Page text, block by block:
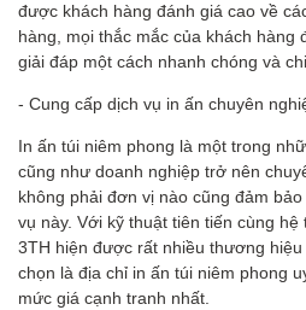
được khách hàng đánh giá cao về
hàng, mọi thắc mắc của khách hàng
giải đáp một cách nhanh chóng và
- Cung cấp dịch vụ in ấn chuyên
In ấn túi niêm phong là một trong
cũng như doanh nghiệp trở nên
không phải đơn vị nào cũng đảm
vụ này. Với kỹ thuật tiên tiến cùng
3TH hiện được rất nhiều thương
chọn là địa chỉ in ấn túi niêm phong
mức giá cạnh tranh nhất.